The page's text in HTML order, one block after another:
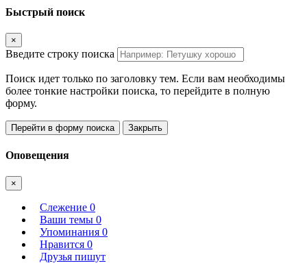
Быстрый поиск
×
Введите строку поиска
Поиск идет только по заголовку тем. Если вам необходимы
более тонкие настройки поиска, то перейдите в полную
форму.
Перейти в форму поиска Закрыть
Оповещения
×
Слежение 0
Ваши темы 0
Упоминания 0
Нравится 0
Друзья пишут